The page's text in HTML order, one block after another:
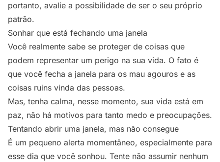
portanto, avalie a possibilidade de ser o seu próprio
patrão.
Sonhar que está fechando uma janela
Você realmente sabe se proteger de coisas que
podem representar um perigo na sua vida. O fato é
que você fecha a janela para os mau agouros e as
coisas ruins vinda das pessoas.
Mas, tenha calma, nesse momento, sua vida está em
paz, não há motivos para tanto medo e preocupações.
Tentando abrir uma janela, mas não consegue
É um pequeno alerta momentâneo, especialmente para
esse dia que você sonhou. Tente não assumir nenhum